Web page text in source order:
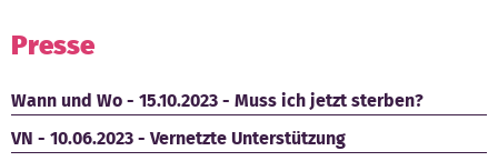
Presse
Wann und Wo - 15.10.2023 - Muss ich jetzt sterben?
VN - 10.06.2023 - Vernetzte Unterstützung